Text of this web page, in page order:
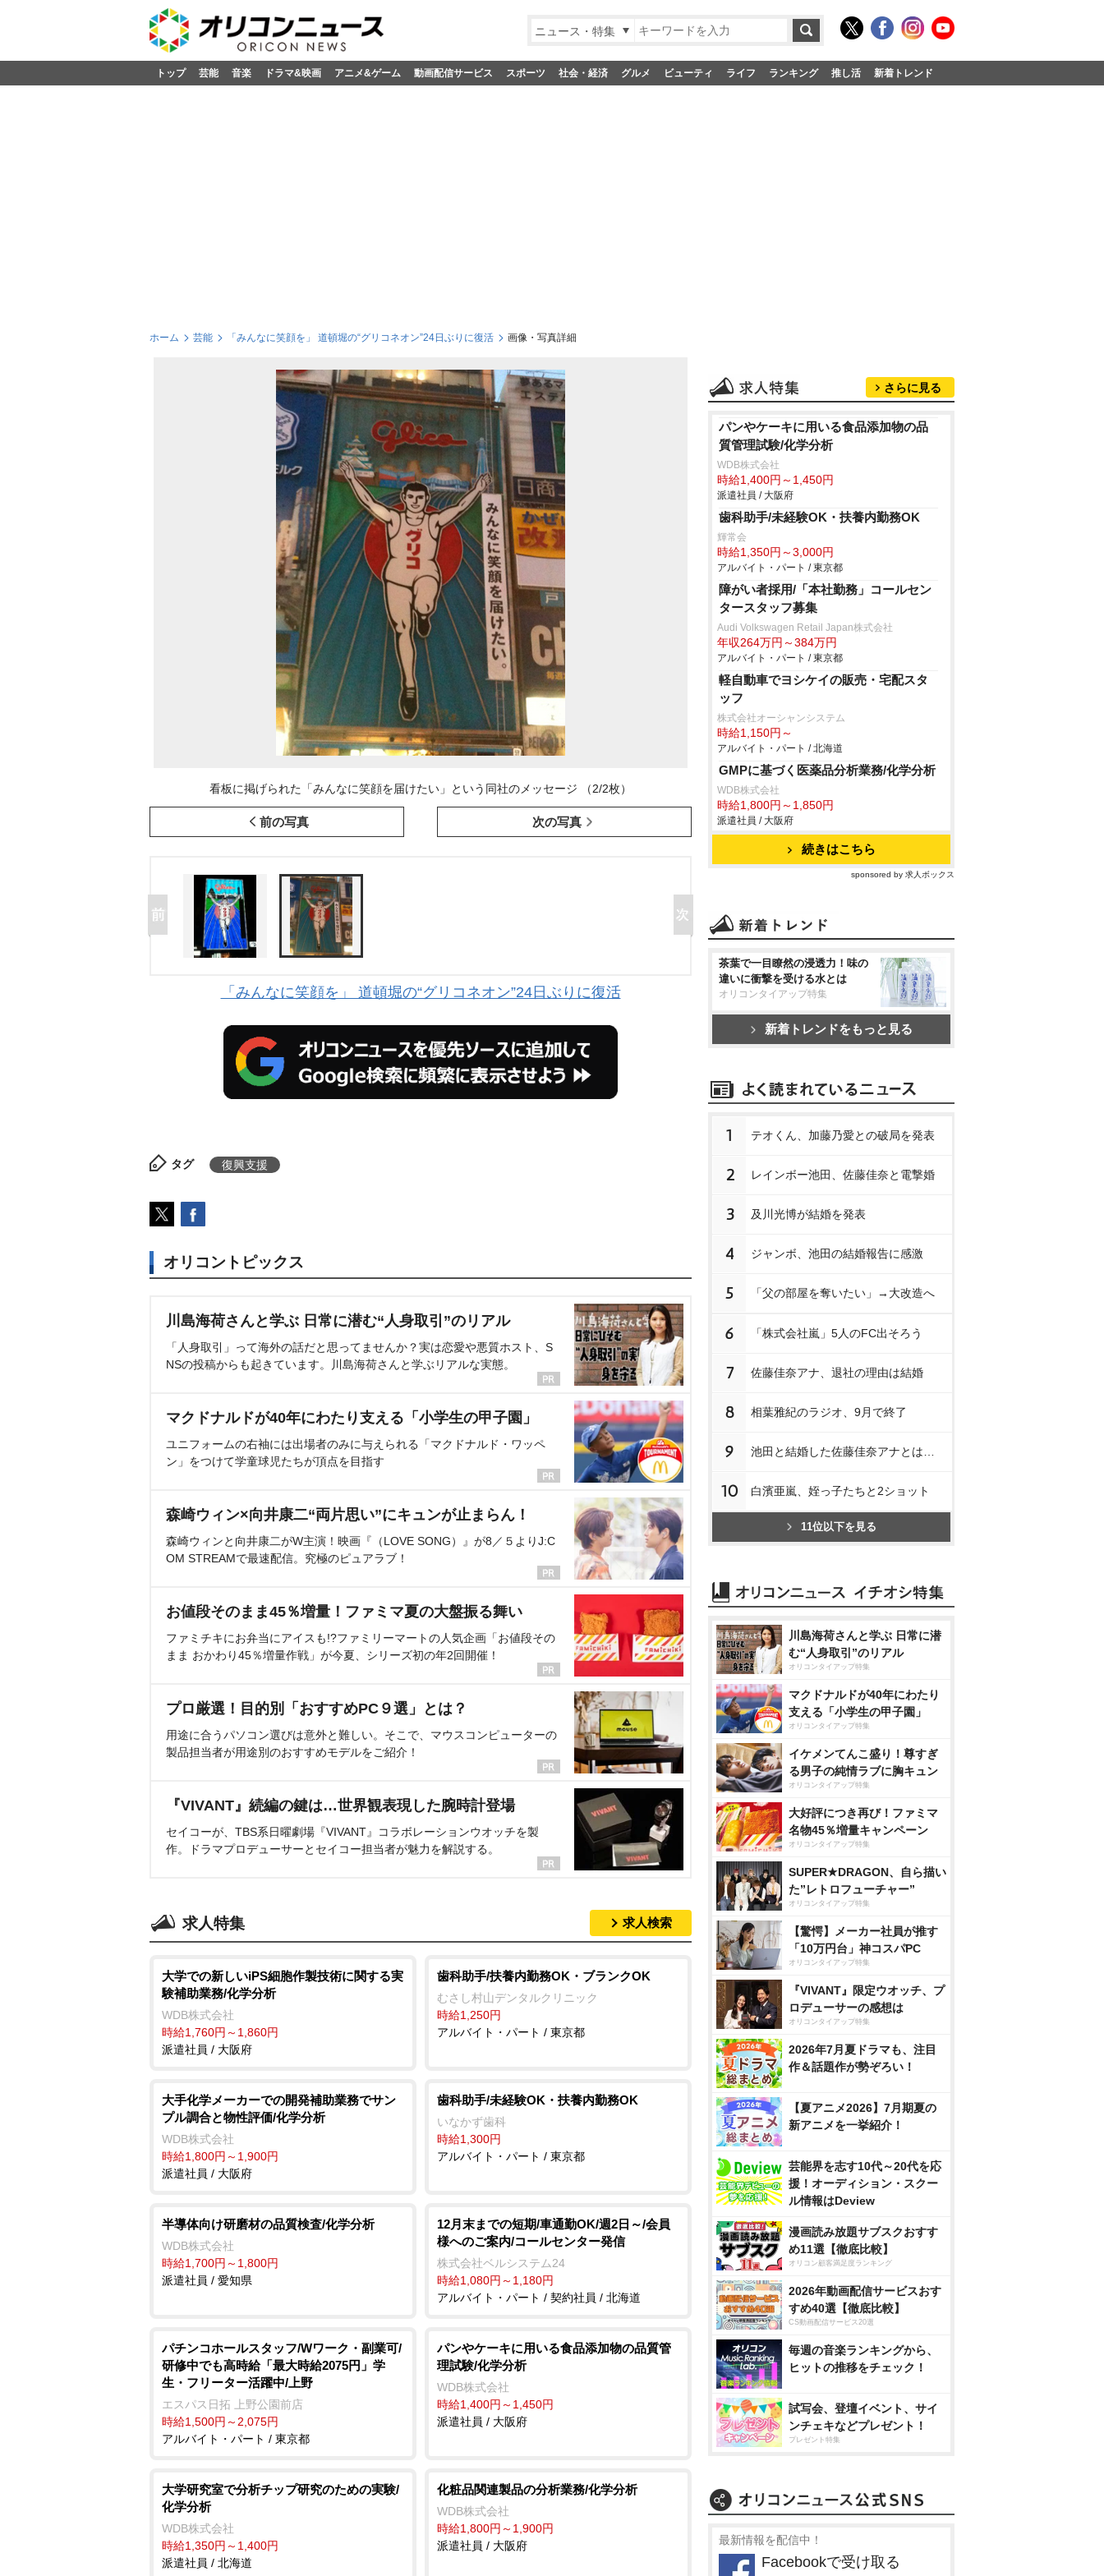
ニュース・特集
トップ 芸能 音楽 ドラマ&映画 アニメ&ゲーム 動画配信サービス スポーツ 社会・経済 グルメ ビューティ ライフ ランキング 推し活 新着トレンド
ホーム 芸能 「みんなに笑顔を」 道頓堀の“グリコネオン”24日ぶりに復活 画像・写真詳細
看板に掲げられた「みんなに笑顔を届けたい」という同社のメッセージ （2/2枚）
前の写真 次の写真
「みんなに笑顔を」 道頓堀の“グリコネオン”24日ぶりに復活
タグ 復興支援
オリコントピックス
川島海荷さんと学ぶ 日常に潜む“人身取引”のリアル
「人身取引」って海外の話だと思ってませんか？実は恋愛や悪質ホスト、S
NSの投稿からも起きています。川島海荷さんと学ぶリアルな実態。
マクドナルドが40年にわたり支える「小学生の甲子園」
ユニフォームの右袖には出場者のみに与えられる「マクドナルド・ワッペ
ン」をつけて学童球児たちが頂点を目指す
森崎ウィン×向井康二“両片思い”にキュンが止まらん！
森崎ウィンと向井康二がW主演！映画『（LOVE SONG）』が8／５よりJ:C
OM STREAMで最速配信。究極のピュアラブ！
お値段そのまま45％増量！ファミマ夏の大盤振る舞い
ファミチキにお弁当にアイスも!?ファミリーマートの人気企画「お値段その
まま おかわり45％増量作戦」が今夏、シリーズ初の年2回開催！
プロ厳選！目的別「おすすめPC９選」とは？
用途に合うパソコン選びは意外と難しい。そこで、マウスコンピューターの
製品担当者が用途別のおすすめモデルをご紹介！
『VIVANT』続編の鍵は…世界観表現した腕時計登場
セイコーが、TBS系日曜劇場『VIVANT』コラボレーションウオッチを製
作。ドラマプロデューサーとセイコー担当者が魅力を解説する。
求人特集 求人検索
大学での新しいiPS細胞作製技術に関する実
験補助業務/化学分析
WDB株式会社
時給1,760円～1,860円
派遣社員 / 大阪府
歯科助手/扶養内勤務OK・ブランクOK
むさし村山デンタルクリニック
時給1,250円
アルバイト・パート / 東京都
大手化学メーカーでの開発補助業務でサン
プル調合と物性評価/化学分析
WDB株式会社
時給1,800円～1,900円
派遣社員 / 大阪府
歯科助手/未経験OK・扶養内勤務OK
いなかず歯科
時給1,300円
アルバイト・パート / 東京都
半導体向け研磨材の品質検査/化学分析
WDB株式会社
時給1,700円～1,800円
派遣社員 / 愛知県
12月末までの短期/車通勤OK/週2日～/会員
様へのご案内/コールセンター発信
株式会社ベルシステム24
時給1,080円～1,180円
アルバイト・パート / 契約社員 / 北海道
パチンコホールスタッフ/Wワーク・副業可/
研修中でも高時給「最大時給2075円」学
生・フリーター活躍中/上野
エスパス日拓 上野公園前店
時給1,500円～2,075円
アルバイト・パート / 東京都
パンやケーキに用いる食品添加物の品質管
理試験/化学分析
WDB株式会社
時給1,400円～1,450円
派遣社員 / 大阪府
大学研究室で分析チップ研究のための実験/
化学分析
WDB株式会社
時給1,350円～1,400円
派遣社員 / 北海道
化粧品関連製品の分析業務/化学分析
WDB株式会社
時給1,800円～1,900円
派遣社員 / 大阪府
さらに見る
パンやケーキに用いる食品添加物の品
質管理試験/化学分析
WDB株式会社
時給1,400円～1,450円
派遣社員 / 大阪府
歯科助手/未経験OK・扶養内勤務OK
輝常会
時給1,350円～3,000円
アルバイト・パート / 東京都
障がい者採用/「本社勤務」コールセン
タースタッフ募集
Audi Volkswagen Retail Japan株式会社
年収264万円～384万円
アルバイト・パート / 東京都
軽自動車でヨシケイの販売・宅配スタ
ッフ
株式会社オーシャンシステム
時給1,150円～
アルバイト・パート / 北海道
GMPに基づく医薬品分析業務/化学分析
WDB株式会社
時給1,800円～1,850円
派遣社員 / 大阪府
続きはこちら
sponsored by 求人ボックス
茶葉で一目瞭然の浸透力！味の
違いに衝撃を受ける水とは
オリコンタイアップ特集
新着トレンドをもっと見る
1 テオくん、加藤乃愛との破局を発表
2 レインボー池田、佐藤佳奈と電撃婚
3 及川光博が結婚を発表
4 ジャンボ、池田の結婚報告に感激
5 「父の部屋を奪いたい」→大改造へ
6 「株式会社嵐」5人のFC出そろう
7 佐藤佳奈アナ、退社の理由は結婚
8 相葉雅紀のラジオ、9月で終了
9 池田と結婚した佐藤佳奈アナとは…
10 白濱亜嵐、姪っ子たちと2ショット
11位以下を見る
川島海荷さんと学ぶ 日常に潜
む“人身取引”のリアル
オリコンタイアップ特集
マクドナルドが40年にわたり
支える「小学生の甲子園」
オリコンタイアップ特集
イケメンてんこ盛り！尊すぎ
る男子の純情ラブに胸キュン
オリコンタイアップ特集
大好評につき再び！ファミマ
名物45％増量キャンペーン
オリコンタイアップ特集
SUPER★DRAGON、自ら描い
た”レトロフューチャー”
オリコンタイアップ特集
【驚愕】メーカー社員が推す
「10万円台」神コスパPC
オリコンタイアップ特集
『VIVANT』限定ウオッチ、プ
ロデューサーの感想は
オリコンタイアップ特集
2026年7月夏ドラマも、注目
作＆話題作が勢ぞろい！
【夏アニメ2026】7月期夏の
新アニメを一挙紹介！
芸能界を志す10代～20代を応
援！オーディション・スクー
ル情報はDeview
漫画読み放題サブスクおすす
め11選【徹底比較】
オリコン顧客満足度ランキング
2026年動画配信サービスおす
すめ40選【徹底比較】
CS動画配信サービス20選
毎週の音楽ランキングから、
ヒットの推移をチェック！
試写会、登壇イベント、サイ
ンチェキなどプレゼント！
プレゼント特集
最新情報を配信中！
Facebookで受け取る